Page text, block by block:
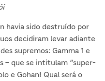
havia sido destruído por
decidiram levar adiante
supremos: Gamma 1 e
– que se intitulam “super-
e Gohan! Qual será o